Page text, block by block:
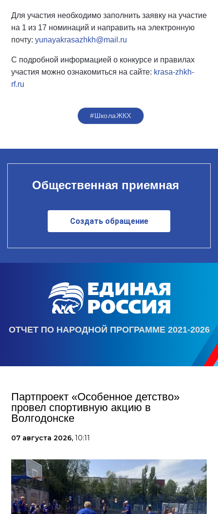
Для участия необходимо заполнить заявку на участие
на 1 из 17 номинаций и направить на электронную
почту: yunayakrasazhkh@mail.ru
С подробной информацией о конкурсе и правилах
участия можно ознакомиться на сайте: krasa-zhkh-
rf.ru
#ШколаЖКХ
Общественная приемная
Создать обращение
ОТЧЕТ ПО НАРОДНОЙ ПРОГРАММЕ 2021-2026
Партпроект «Особенное детство»
провел спортивную акцию в
Волгодонске
07 августа 2026, 10:11